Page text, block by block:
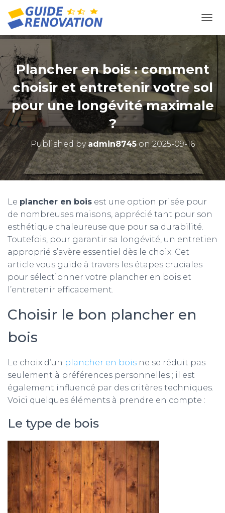
Plancher en bois : comment
choisir et entretenir votre sol
pour une longévité maximale
?
Published by admin8745on2025-09-16
Le plancher en bois est une option prisée pour
de nombreuses maisons, apprécié tant pour son
esthétique chaleureuse que pour sa durabilité.
Toutefois, pour garantir sa longévité, un entretien
approprié s’avère essentiel dès le choix. Cet
article vous guide à travers les étapes cruciales
pour sélectionner votre plancher en bois et
l’entretenir efficacement.
Choisir le bon plancher en
bois
Le choix d’un plancher en bois ne se réduit pas
seulement à préférences personnelles ; il est
également influencé par des critères techniques.
Voici quelques éléments à prendre en compte :
Le type de bois